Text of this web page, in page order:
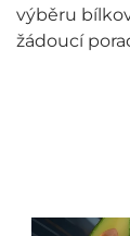
výběru
žádoucí